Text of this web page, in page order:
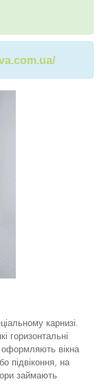
карнизі.
горизонтальні
вікна
підвіконня, на
займають